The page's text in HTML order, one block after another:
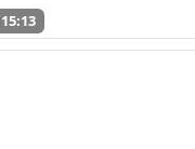
15:13